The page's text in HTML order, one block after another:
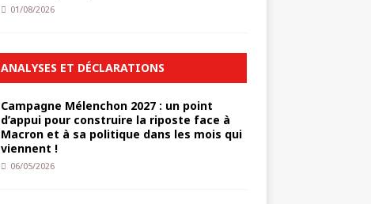
01/08/2026
ANALYSES ET DÉCLARATIONS
Campagne Mélenchon 2027 : un point
d’appui pour construire la riposte face à
Macron et à sa politique dans les mois qui
viennent !
06/05/2026